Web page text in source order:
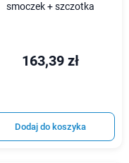
smoczek + szczotka
163,39 zł
Dodaj do koszyka